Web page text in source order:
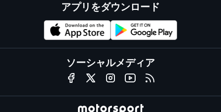
アプリをダウンロード
ソーシャルメディア